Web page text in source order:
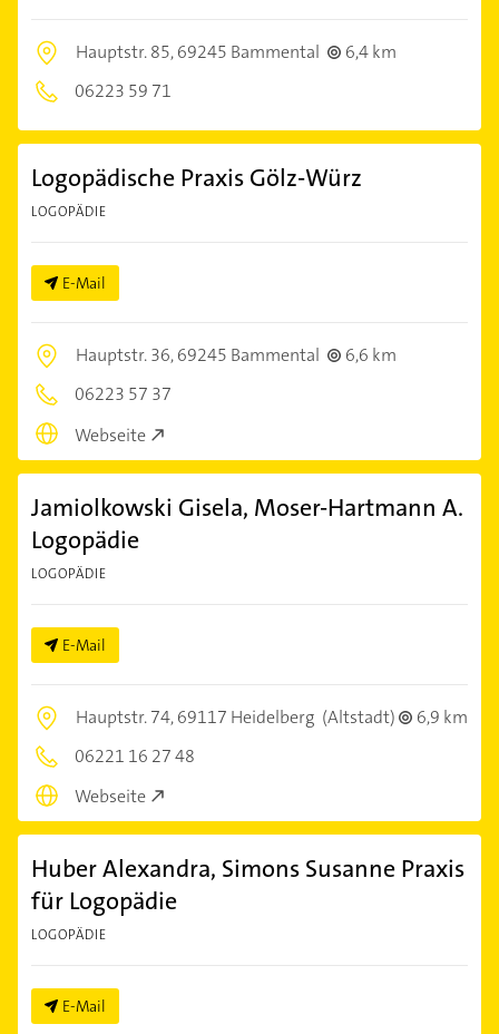
Hauptstr. 85,69245 Bammental
6,4 km
06223 59 71
Logopädische Praxis Gölz-Würz
LOGOPÄDIE
E-Mail
Hauptstr. 36,69245 Bammental
6,6 km
06223 57 37
Webseite
Jamiolkowski Gisela, Moser-Hartmann A.
Logopädie
LOGOPÄDIE
E-Mail
Hauptstr. 74,69117 Heidelberg (Altstadt)
6,9 km
06221 16 27 48
Webseite
Huber Alexandra, Simons Susanne Praxis
für Logopädie
LOGOPÄDIE
E-Mail